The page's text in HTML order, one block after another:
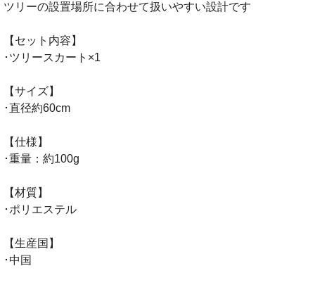
ツリーの設置場所に合わせて扱いやすい設計です
【セット内容】
･ツリースカート×1
【サイズ】
･直径約60cm
【仕様】
･重量：約100g
【材質】
･ポリエステル
【生産国】
･中国